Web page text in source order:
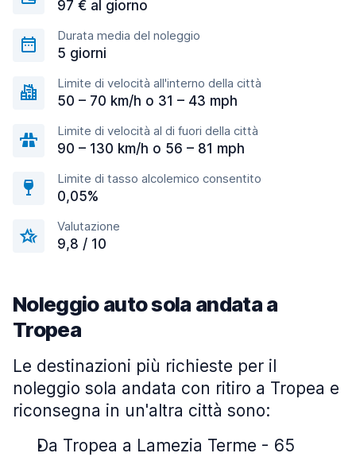
97 € al giorno
Durata media del noleggio
5 giorni
Limite di velocità all'interno della città
50 – 70 km/h o 31 – 43 mph
Limite di velocità al di fuori della città
90 – 130 km/h o 56 – 81 mph
Limite di tasso alcolemico consentito
0,05%
Valutazione
9,8 / 10
Noleggio auto sola andata a
Tropea
Le destinazioni più richieste per il
noleggio sola andata con ritiro a Tropea e
riconsegna in un'altra città sono:
Da Tropea a Lamezia Terme - 65